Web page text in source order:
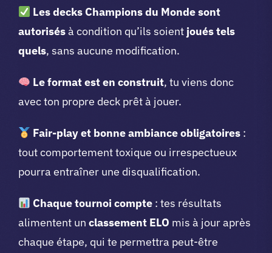
Les decks Champions du Monde sont
autorisésà condition qu’ils soient joués tels
quels, sans aucune modification.
Le format est en construit, tu viens donc
avec ton propre deck prêt à jouer.
Fair-play et bonne ambiance obligatoires :
tout comportement toxique ou irrespectueux
pourra entraîner une disqualification.
Chaque tournoi compte : tes résultats
alimentent un classement ELO mis à jour après
chaque étape, qui te permettra peut-être